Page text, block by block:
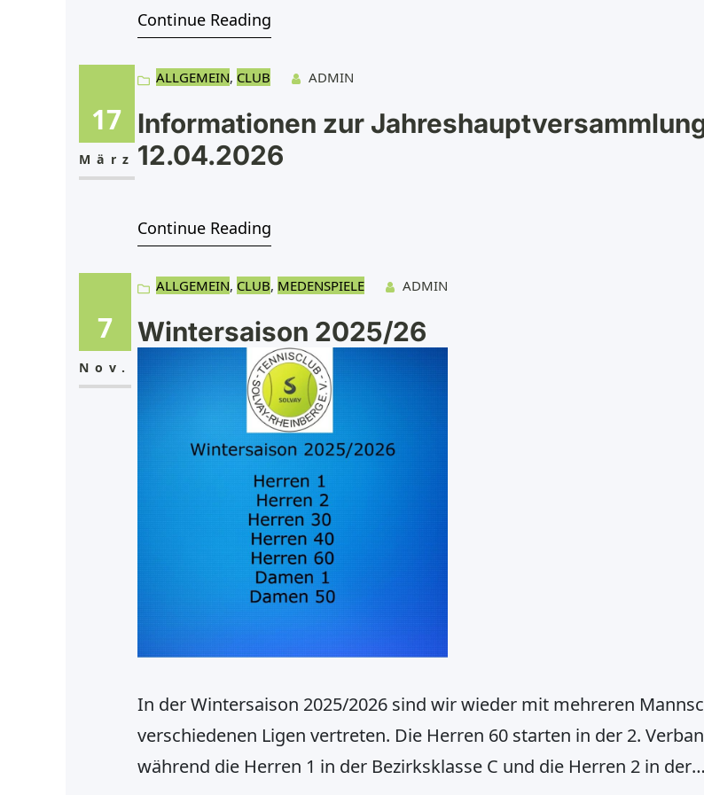
1–19)Herren offene Klasse (LK 19,1–25)Herren 30Herren 40Herren
Continue Reading
17
März
ALLGEMEIN, CLUB ADMIN
Informationen zur
12.04.2026
Continue Reading
7
Nov.
ALLGEMEIN, CLUB, MEDENSPIELE ADMIN
Wintersaison 2025/26
In der Wintersaison 2025/2026 sind wir wieder mit mehreren
verschiedenen Ligen vertreten. Die Herren 60 starten in der 2.
während die Herren 1 in der Bezirksklasse C und die Herren 2 in der